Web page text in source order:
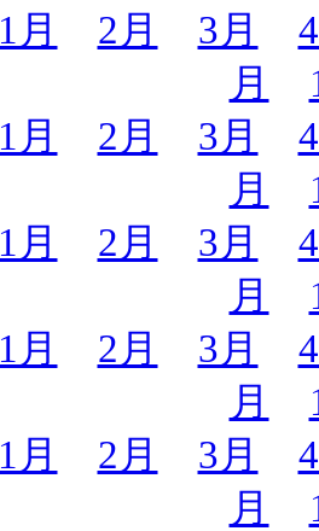
1月 2月 3月
月
1月 2月 3月
月
1月 2月 3月
月
1月 2月 3月
月
1月 2月 3月
月